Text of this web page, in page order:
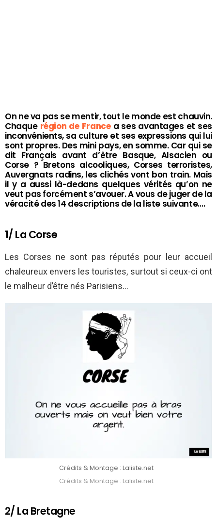
On ne va pas se mentir, tout le monde est chauvin.
Chaque région de Francea ses avantages et ses
inconvénients, sa culture et ses expressions qui lui
sont propres. Des mini pays, en somme. Car qui se
dit Français avant d’être Basque, Alsacien ou
Corse ? Bretons alcooliques, Corses terroristes,
Auvergnats radins, les clichés vont bon train. Mais
il y a aussi là-dedans quelques vérités qu’on ne
veut pas forcément s’avouer. A vous de juger de la
véracité des 14 descriptions de la liste suivante….
1/ La Corse
Les Corses ne sont pas réputés pour leur accueil
chaleureux envers les touristes, surtout si ceux-ci ont
le malheur d’être nés Parisiens…
Crédits & Montage : Laliste.net
Crédits & Montage : Laliste.net
2/ La Bretagne